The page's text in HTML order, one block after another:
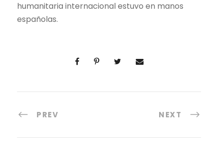
humanitaria internacional estuvo en manos
españolas.
PREV NEXT